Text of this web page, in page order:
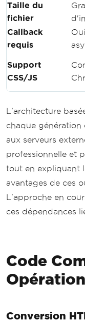
Taille du
fichier
Callback
requis
Support
CSS/JS
L'architecture
chaque génération
aux serveurs
professionnelle et
tout en expliquant
avantages de ces
L'approche en
ces dépendances
Code
Conversion